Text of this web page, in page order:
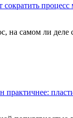
сократить
на самом ли деле
практичнее: